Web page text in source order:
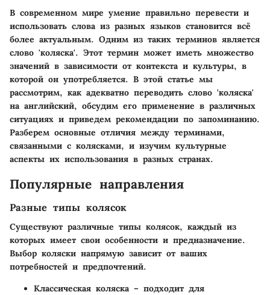
В современном мире умение правильно перевести и
использовать слова из разных языков становится всё
более актуальным. Одним из таких терминов является
слово 'коляска'. Этот термин может иметь множество
значений в зависимости от контекста и культуры, в
которой он употребляется. В этой статье мы
рассмотрим, как адекватно переводить слово 'коляска'
на английский, обсудим его применение в различных
ситуациях и приведем рекомендации по запоминанию.
Разберем основные отличия между терминами,
связанными с колясками, и изучим культурные
аспекты их использования в разных странах.
Популярные направления
Разные типы колясок
Существуют различные типы колясок, каждый из
которых имеет свои особенности и предназначение.
Выбор коляски напрямую зависит от ваших
потребностей и предпочтений.
Классическая коляска– подходит для